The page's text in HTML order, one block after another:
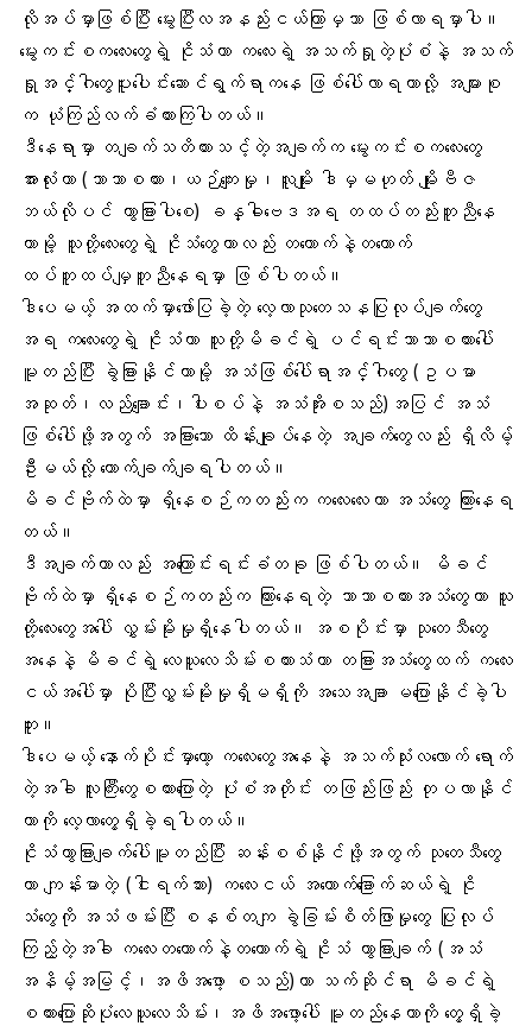
လိုအပ်မှာဖြစ်ပြီး မွေးပြီးလအနည်းငယ်ကြာမှသာ ဖြစ်လာရမှာပါ။
မွေးကင်းစကလေးတွေရဲ့ ငိုသံဟာ ကလေးရဲ့ အသက်ရှုတဲ့ပုံစံနဲ့ အသက်
ရှုအင်္ဂါတွေပူးပေါင်းဆောင်ရွက်ရာကနေ ဖြစ်ပေါ်လာရတာလို့ အများစု
က ယုံကြည်လက်ခံထားကြပါတယ်။
ဒီနေရာမှာ တချက်သတိထားသင့်တဲ့အချက်က မွေးကင်းစကလေးတွေ
အားလုံးဟာ (ဘာသာစကား၊ယဉ်ကျေးမှု၊လူမျိုး ဒါမှမဟုတ် မျိုးဗီဇ
ဘယ်လိုပင် ကွာခြားပါစေ) ခန္ဓါဗေဒအရ တထပ်တည်းတူညီနေ
တာမို့ သူတို့လေးတွေရဲ့ ငိုသံတွေဟာလည်း တယောက်နဲ့တယောက်
ထပ်တူထပ်မျှတူညီနေရမှာ ဖြစ်ပါတယ်။
ဒါပေမယ့် အထက်မှာဖော်ပြခဲ့တဲ့ လေ့လာသုတေသနပြုလုပ်ချက်တွေ
အရ ကလေးတွေရဲ့ ငိုသံဟာ သူတို့မိခင်ရဲ့ ပင်ရင်းဘာသာစကားပေါ်
မူတည်ပြီး ခွဲခြားနိုင်တာမို့ အသံဖြစ်ပေါ်ရာအင်္ဂါတွေ (ဥပမာ
အဆုတ်၊လည်ချောင်း၊ပါးစပ်နဲ့ အသံအိုးစသည်)အပြင် အသံ
ဖြစ်ပေါ်ဖို့အတွက် အခြားသော ထိန်းချုပ်နေတဲ့ အချက်တွေလည်း ရှိလိမ့်
ဦးမယ်လို့ ကောက်ချက်ချရပါတယ်။
မိခင်ဗိုက်ထဲမှာ ရှိနေစဉ်ကတည်းက ကလေးလေးဟာ အသံတွေ ကြားနေရ
တယ်။
ဒီအချက်ဟာလည်း အကြောင်းရင်းခံတခု ဖြစ်ပါတယ်။ မိခင်
ဗိုက်ထဲမှာ ရှိနေစဉ်ကတည်းက ကြားနေရတဲ့ ဘာသာစကားအသံတွေဟာ သူ
တို့လေးတွေအပေါ် လွှမ်းမိုးမှုရှိနေပါတယ်။ အစပိုင်းမှာ သုတေသီတွေ
အနေနဲ့ မိခင်ရဲ့ လေယူလေသိမ်းစကားသံဟာ တခြားအသံတွေထက် ကလေး
ငယ်အပေါ်မှာ ပိုပြီးလွှမ်းမိုးမှုရှိမရှိကို အသေအချာ မပြောနိုင်ခဲ့ပါ
ဘူး။
ဒါပေမယ့် နောက်ပိုင်းမှာတော့ ကလေးတွေအနေနဲ့ အသက်သုံးလလောက် ရောက်
တဲ့အခါ လူကြီးတွေစကားပြောတဲ့ ပုံစံအတိုင်း တဖြည်းဖြည်း တုပလာနိုင်
တာကို လေ့လာတွေ့ရှိခဲ့ရပါတယ်။
ငိုသံကွာခြားချက်ပေါ်မူတည်ပြီး ဆန်းစစ်နိုင်ဖို့အတွက် သုတေသီတွေ
ဟာ ကျန်းမာတဲ့ (ငါးရက်သား) ကလေးငယ် အယောက်ခြောက်ဆယ်ရဲ့ ငို
သံတွေကို အသံဖမ်းပြီး စနစ်တကျ ခွဲခြမ်းစိတ်ဖြာမှုတွေ ပြုလုပ်
ကြည့်တဲ့အခါ ကလေးတယောက်နဲ့တယောက်ရဲ့ ငိုသံ ကွာခြားချက် (အသံ
အနိမ့်အမြင့်၊အဖိအဖော့ စသည်)ဟာ သက်ဆိုင်ရာ မိခင်ရဲ့
စကားပြောဆိုပုံလေယူလေသိမ်း၊အဖိအဖော့ပေါ် မူတည်နေတာကို တွေ့ရှိခဲ့